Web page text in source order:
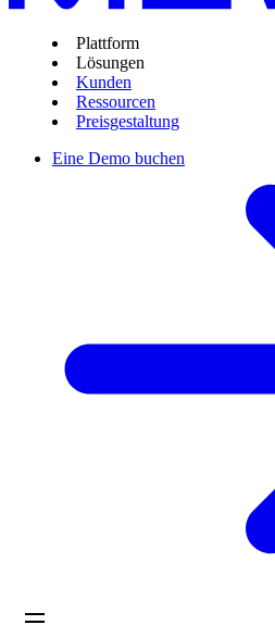
Plattform
Lösungen
Kunden
Ressourcen
Preisgestaltung
Eine Demo buchen